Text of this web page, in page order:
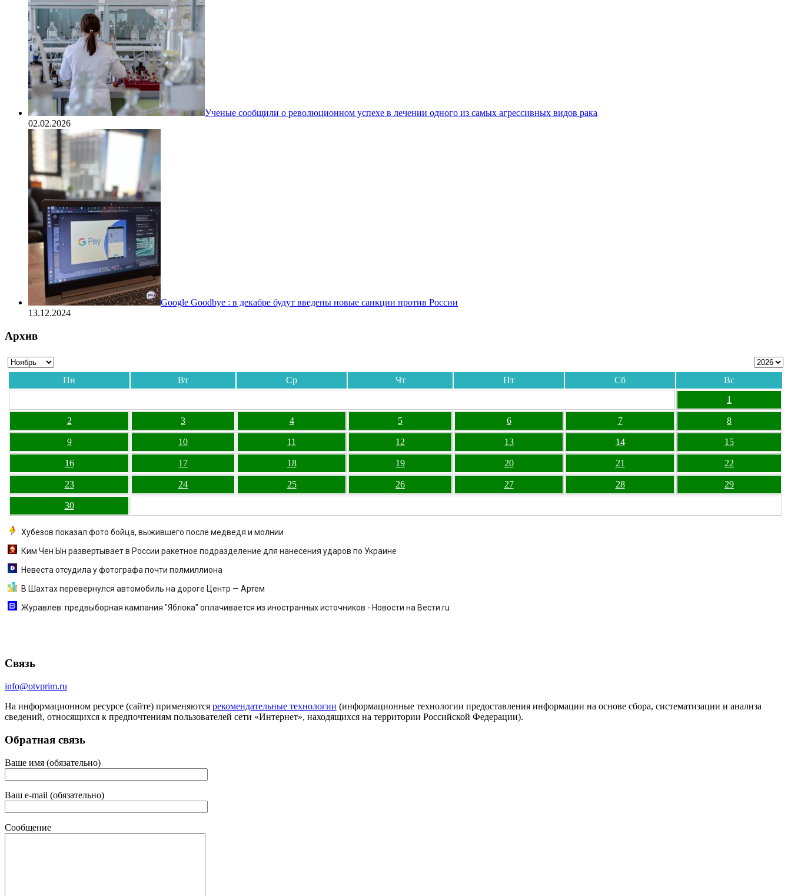
Ученые сообщили о революционном успехе в лечении одного из самых агрессивных видов рака
02.02.2026
Google Goodbye : в декабре будут введены новые санкции против России
13.12.2024
Архив
Пн Вт Ср Чт Пт Сб
Вс
1
2 3 4 5 6 7 8
9 10 11 12 13 14 15
16 17 18 19 20 21 22
23 24 25 26 27 28 29
30
Хубезов показал фото бойца, выжившего после медведя и молнии
Ким Чен Ын развертывает в России ракетное подразделение для нанесения ударов по Украине
Невеста отсудила у фотографа почти полмиллиона
В Шахтах перевернулся автомобиль на дороге Центр — Артем
Журавлев: предвыборная кампания "Яблока" оплачивается из иностранных источников - Новости на Вести.ru
Связь
info@otvprim.ru
На информационном ресурсе (сайте) применяются рекомендательные технологии (информационные технологии предоставления информации на основе сбора, систематизации и анализа
сведений, относящихся к предпочтениям пользователей сети «Интернет», находящихся на территории Российской Федерации).
Обратная связь
Ваше имя (обязательно)
Ваш e-mail (обязательно)
Сообщение